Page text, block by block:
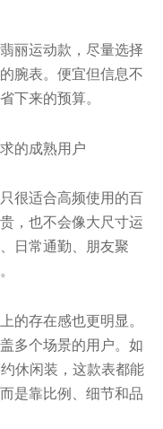
丽运动款，尽量选择
腕表。便宜但信息不
下来的预算。
的成熟用户
很适合高频使用的百
，也不会像大尺寸运
日常通勤、朋友聚
的存在感也更明显。
多个场景的用户。如
休闲装，这款表都能
是靠比例、细节和品